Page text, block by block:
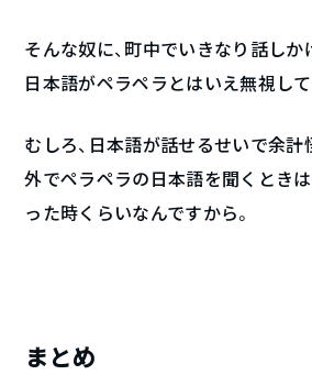
そんな奴に、町中でいきなり話し
日本語がペラペラとはいえ無視して
むしろ、日本語が話せるせいで余計
外でペラペラの日本語を聞くとき
った時くらいなんですから。
まとめ